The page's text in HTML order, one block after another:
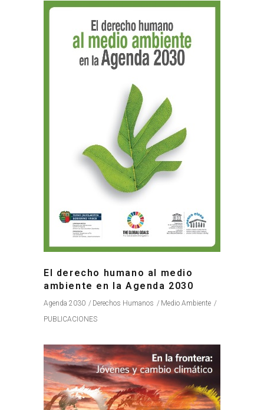
El derecho humano al medio
ambiente en la Agenda 2030
Agenda 2030 Derechos Humanos
Medio Ambiente
PUBLICACIONES